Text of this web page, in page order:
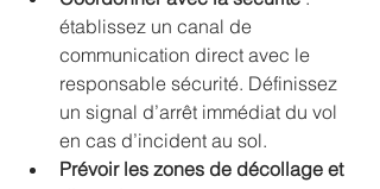
établissez un canal de
communication direct avec le
responsable sécurité. Définissez
un signal d’arrêt immédiat du vol
en cas d’incident au sol.
Prévoir les zones de décollage et